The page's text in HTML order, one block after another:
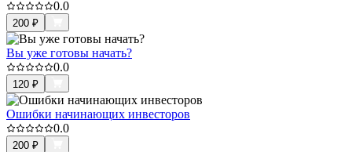
0.0
200 ₽
Вы уже готовы начать?
0.0
120 ₽
Ошибки начинающих инвесторов
0.0
200 ₽